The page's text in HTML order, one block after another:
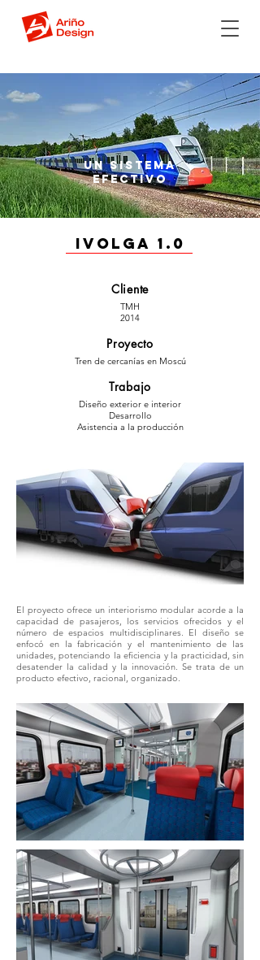
un SISTEMA
EFECTIVO
IVOLGA 1.0
Cliente
TMH
2014
Proyecto
Tren de cercanías en Moscú
Trabajo
Diseño exterior e interior
Desarrollo
Asistencia a la producción
El proyecto ofrece un interiorismo modular acorde a la
capacidad de pasajeros, los servicios ofrecidos y el
número de espacios multidisciplinares. El diseño se
enfocó en la fabricación y el mantenimiento de las
unidades, potenciando la eficiencia y la practicidad, sin
desatender la calidad y la innovación. Se trata de un
producto efectivo, racional, organizado.